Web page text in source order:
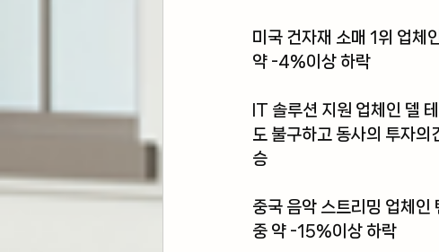
미국 건자재 소매 1위 업체
약 -4%이상 하락
IT 솔루션 지원 업체인 델
도 불구하고 동사의 투자
승
중국 음악 스트리밍 업체인
중 약 -15%이상 하락